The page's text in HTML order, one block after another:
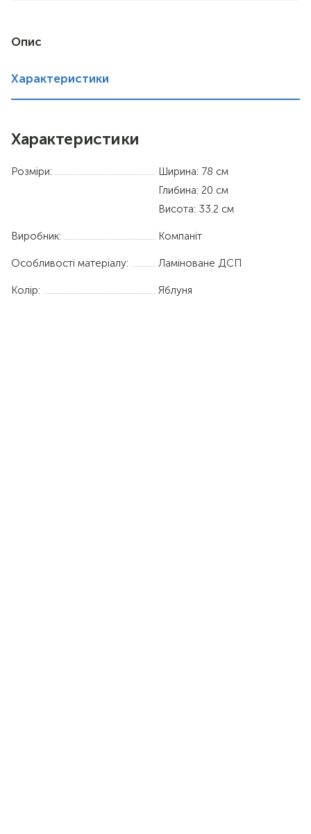
Опис
Характеристики
Характеристики
Розміри:
Ширина: 78 см
Глибина: 20 см
Висота: 33.2 см
Виробник: Компаніт
Особливості матеріалу: Ламіноване ДСП
Колір: Яблуня